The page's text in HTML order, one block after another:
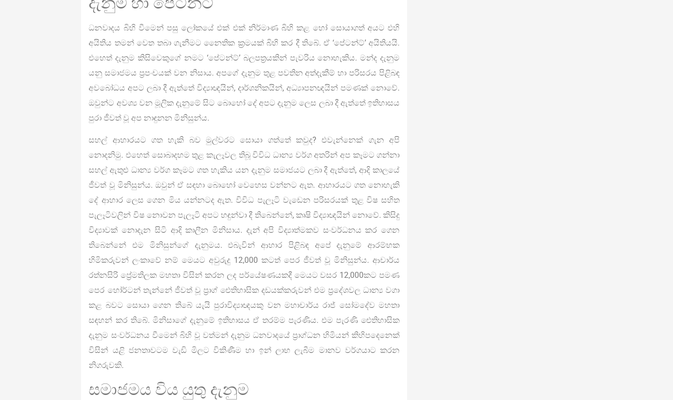
ධනවාදය බිහි වීමෙන් පසු ලෝකයේ එක් එක් නිර්මාණ බිහි කළ හෝ සොයාගත් අයට එහි
අයිතිය තමන් වෙත තබා ගැනීමට නෛතික ක්‍රමයක් බිහි කර දී තිබේ. ඒ ‘පේටන්ට්’ අයිතියයි.
එහෙත් දැනුම කිසිවෙකුගේ නමට ‘පේටන්ට්’ බලපත්‍රයකින් පැවරිය නොහැකිය. මන්ද දැනුම
යනු සමාජමය ප්‍රපංචයක් වන නිසාය. අපගේ දැනුම තුළ පවතින අත්දැකීම් හා පරිසරය පිළිබඳ
අවබෝධය අපට ලබා දී ඇත්තේ විද්‍යාඥයින්, දාර්ශනිකයින්, අධ්‍යාපනඥයින් පමණක් නොවේ.
ඔවුන්ට අවශ්‍ය වන මූලික දැනුමේ සිට බොහෝ දේ අපට දැනුම ලෙස ලබා දී ඇත්තේ ඉතිහාසය
පුරා ජීවත් වූ අප නාඳුනන මිනිසුන්ය.
සහල් ආහාරයට ගත හැකි බව මුල්වරට සොයා ගත්තේ කවුද? එවැන්නෙක් ගැන අපි
නොදනිමු. එහෙත් සොබාදහම තුළ කැලෑවල තිබූ විවිධ ධාන්‍ය වර්ග අතරින් අප කෑමට ගන්නා
සහල් ඇතුළු ධාන්‍ය වර්ග කෑමට ගත හැකිය යන දැනුම සමාජයට ලබා දී ඇත්තේ, ආදි කාලයේ
ජීවත් වූ මිනිසුන්ය. ඔවුන් ඒ සඳහා බොහෝ වෙහෙස වන්නට ඇත. ආහාරයට ගත නොහැකි
දේ ආහාර ලෙස ගෙන මිය යන්නටද ඇත. විවිධ පැලෑටි වැඩෙන පරිසරයක් තුළ විෂ සහිත
පැලෑටිවලින් විෂ නොවන පැලෑටි අපට හඳුන්වා දී තිබෙන්නේ, කෘෂි විද්‍යාඥයින් නොවේ. කිසිදු
විද්‍යාවක් නොදැන සිටි ආදි කාලීන මිනිසාය. දැන් අපි විද්‍යාත්මකව සංවර්ධනය කර ගෙන
තිබෙන්නේ එම මිනිසුන්ගේ දැනුමය. එබැවින් ආහාර පිළිබඳ අපේ දැනුමේ ආරම්භක
හිමිකරුවන් ලංකාවේ නම් මෙයට අවුරුදු 12,000 කටත් පෙර ජීවත් වූ මිනිසුන්ය. ආචාර්ය
රත්නසිරි ප්‍රේමතිලක මහතා විසින් කරන ලද පර්යේෂණයකදී මෙයට වසර 12,000කට පමණ
පෙර හෝර්ටන් තැන්නේ ජීවත් වූ ප්‍රාග් ඓතිහාසික දඩයක්කරුවන් එම ප්‍රදේශවල ධාන්‍ය වගා
කළ බවට සොයා ගෙන තිබේ යැයි පුරාවිද්‍යාඥයකු වන මහාචාර්ය රාජ් සෝමදේව මහතා
සඳහන් කර තිබේ. මිනිසාගේ දැනුමේ ඉතිහාසය ඒ තරම්ම පැරණිය. එම පැරණි ඓතිහාසික
දැනුම සංවර්ධනය වීමෙන් බිහි වූ වත්මන් දැනුම ධනවාදයේ ප්‍රාග්ධන හිමියන් කිහිපදෙනෙක්
විසින් යළි ජනතාවටම වැඩි මිලට විකිණීම හා ඉන් ලාභ ලැබීම මානව වර්ගයාට කරන
නිගරුවකි.
සමාජමය විය යුතු දැනුම